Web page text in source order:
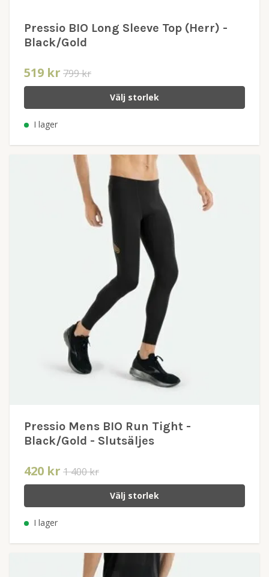
Pressio BIO Long Sleeve Top (Herr) -
Black/Gold
519 kr 799 kr
Välj storlek
I lager
Pressio Mens BIO Run Tight -
Black/Gold - Slutsäljes
420 kr 1 400 kr
Välj storlek
I lager